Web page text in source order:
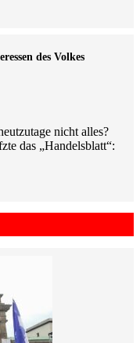
des Volkes
nicht alles?
das „Handelsblatt“: